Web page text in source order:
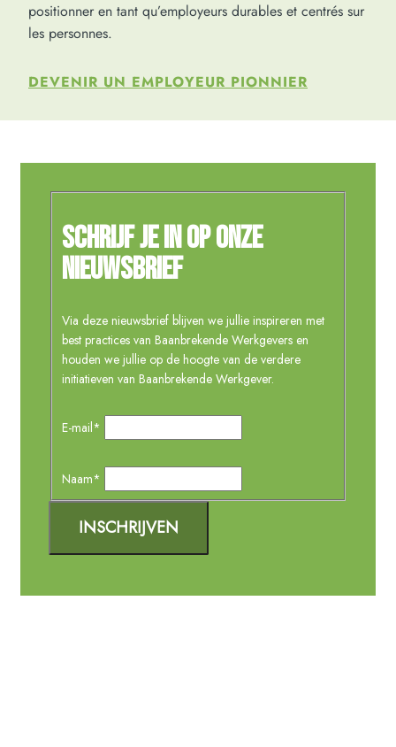
positionner en tant qu’employeurs durables et centrés sur
les personnes.
DEVENIR UN EMPLOYEUR PIONNIER